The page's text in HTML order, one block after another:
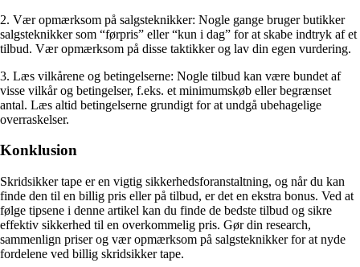
2. Vær opmærksom på salgsteknikker: Nogle gange bruger butikker
salgsteknikker som “førpris” eller “kun i dag” for at skabe indtryk af et
tilbud. Vær opmærksom på disse taktikker og lav din egen vurdering.
3. Læs vilkårene og betingelserne: Nogle tilbud kan være bundet af
visse vilkår og betingelser, f.eks. et minimumskøb eller begrænset
antal. Læs altid betingelserne grundigt for at undgå ubehagelige
overraskelser.
Konklusion
Skridsikker tape er en vigtig sikkerhedsforanstaltning, og når du kan
finde den til en billig pris eller på tilbud, er det en ekstra bonus. Ved at
følge tipsene i denne artikel kan du finde de bedste tilbud og sikre
effektiv sikkerhed til en overkommelig pris. Gør din research,
sammenlign priser og vær opmærksom på salgsteknikker for at nyde
fordelene ved billig skridsikker tape.